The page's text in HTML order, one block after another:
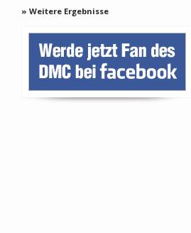
» Weitere Ergebnisse